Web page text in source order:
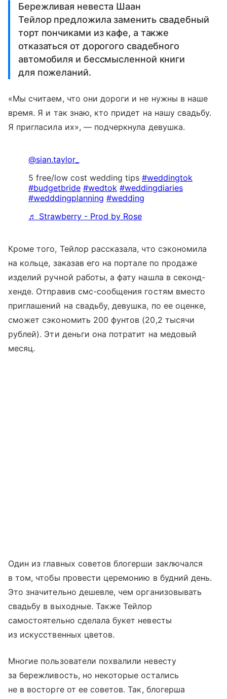
Бережливая невеста Шаан
Тейлор предложила заменить свадебный
торт пончиками из кафе, а также
отказаться от дорогого свадебного
автомобиля и бессмысленной книги
для пожеланий.
«Мы считаем, что они дороги и не нужны в наше
время. Я и так знаю, кто придет на нашу свадьбу.
Я пригласила их», — подчеркнула девушка.
@sian.taylor_
5 free/low cost wedding tips #weddingtok
#budgetbride #wedtok #weddingdiaries
#wedddingplanning #wedding
♬ Strawberry - Prod by Rose
Кроме того, Тейлор рассказала, что сэкономила
на кольце, заказав его на портале по продаже
изделий ручной работы, а фату нашла в секонд-
хенде. Отправив смс-сообщения гостям вместо
приглашений на свадьбу, девушка, по ее оценке,
сможет сэкономить 200 фунтов (20,2 тысячи
рублей). Эти деньги она потратит на медовый
месяц.
Один из главных советов блогерши заключался
в том, чтобы провести церемонию в будний день.
Это значительно дешевле, чем организовывать
свадьбу в выходные. Также Тейлор
самостоятельно сделала букет невесты
из искусственных цветов.
Многие пользователи похвалили невесту
за бережливость, но некоторые остались
не в восторге от ее советов. Так, блогерша